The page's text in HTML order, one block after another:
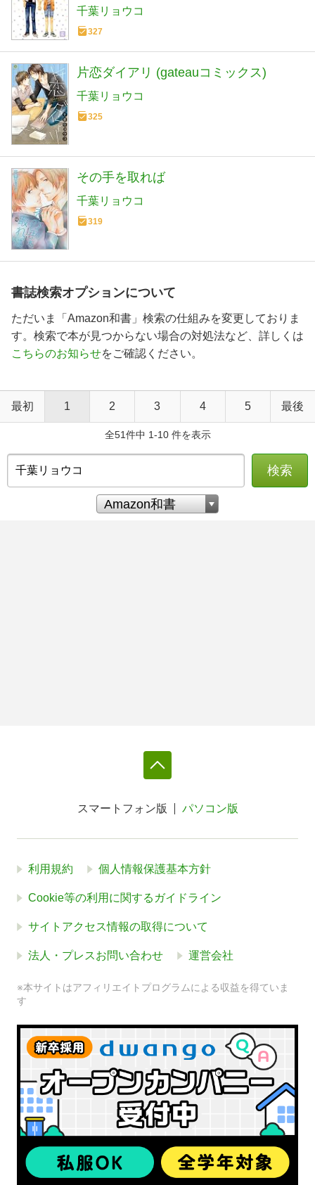
千葉リョウコ
327
片恋ダイアリ (gateauコミックス)
千葉リョウコ
325
その手を取れば
千葉リョウコ
319
書誌検索オプションについて
ただいま「Amazon和書」検索の仕組みを変更しておりま
す。検索で本が見つからない場合の対処法など、詳しくは
こちらのお知らせをご確認ください。
最初 1 2 3 4 5 最後
全51件中 1-10 件を表示
検索
スマートフォン版 パソコン版
利用規約 個人情報保護基本方針
Cookie等の利用に関するガイドライン
サイトアクセス情報の取得について
法人・プレスお問い合わせ 運営会社
※本サイトはアフィリエイトプログラムによる収益を得ていま
す